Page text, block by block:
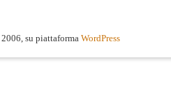
2006, su piattaforma WordPress